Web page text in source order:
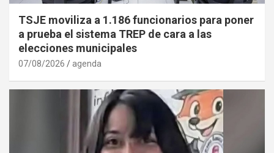
TSJE moviliza a 1.186 funcionarios para poner
a prueba el sistema TREP de cara a las
elecciones municipales
07/08/2026 agenda